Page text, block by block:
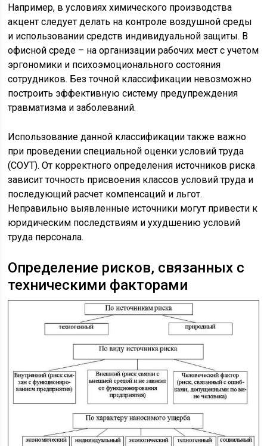
Например, в условиях химического производства
акцент следует делать на контроле воздушной среды
и использовании средств индивидуальной защиты. В
офисной среде – на организации рабочих мест с учетом
эргономики и психоэмоционального состояния
сотрудников. Без точной классификации невозможно
построить эффективную систему предупреждения
травматизма и заболеваний.
Использование данной классификации также важно
при проведении специальной оценки условий труда
(СОУТ). От корректного определения источников риска
зависит точность присвоения классов условий труда и
последующий расчет компенсаций и льгот.
Неправильно выявленные источники могут привести к
юридическим последствиям и ухудшению условий
труда персонала.
Определение рисков, связанных с
техническими факторами